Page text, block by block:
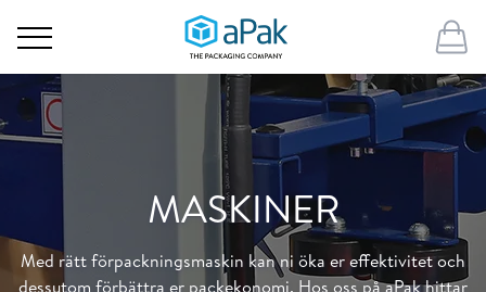
MASKINER
Med rätt förpackningsmaskin kan ni öka er effektivitet och
dessutom förbättra er packekonomi. Hos oss på aPak hittar